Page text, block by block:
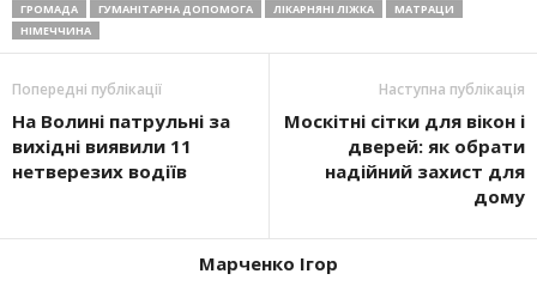
ГРОМАДА
ГУМАНІТАРНА ДОПОМОГА ЛІКАРНЯНІ ЛІЖКА
МАТРАЦИ
НІМЕЧЧИНА
Попередні публікації
На Волині патрульні за
вихідні виявили 11
нетверезих водіїв
Наступна публікація
Москітні сітки для вікон і
дверей: як обрати
надійний захист для
дому
Марченко Ігор